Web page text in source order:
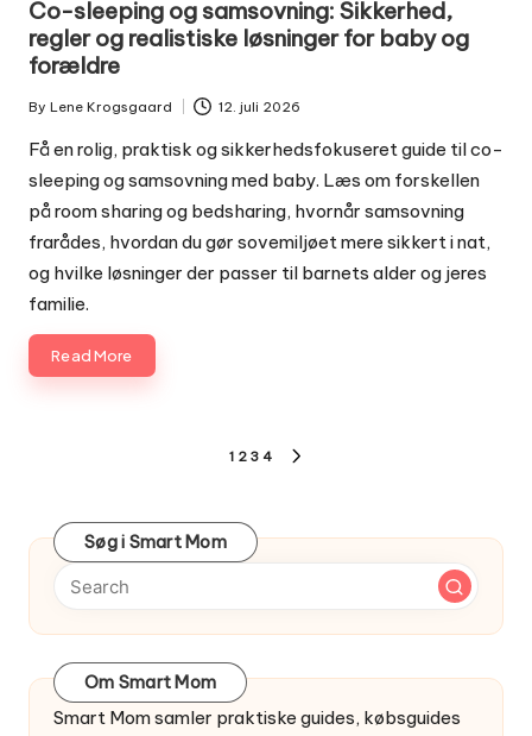
Co-sleeping og samsovning: Sikkerhed,
regler og realistiske løsninger for baby og
forældre
Posted
by
By Lene Krogsgaard 12. juli 2026
Få en rolig, praktisk og sikkerhedsfokuseret guide til co-
sleeping og samsovning med baby. Læs om forskellen
på room sharing og bedsharing, hvornår samsovning
frarådes, hvordan du gør sovemiljøet mere sikkert i nat,
og hvilke løsninger der passer til barnets alder og jeres
familie.
Read More
Indlægsinddeling
1 2 3 4
Søg i Smart Mom
Om Smart Mom
Smart Mom samler praktiske guides, købsguides